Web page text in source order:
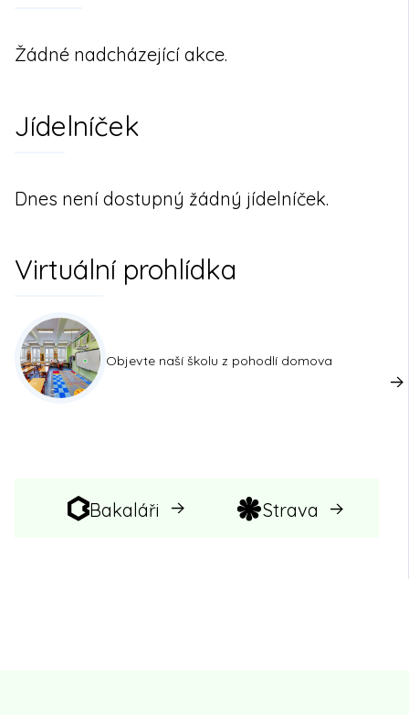
Žádné nadcházející akce.
Jídelníček
Dnes není dostupný žádný jídelníček.
Virtuální prohlídka
Objevte naší školu z pohodlí domova
Bakaláři Strava